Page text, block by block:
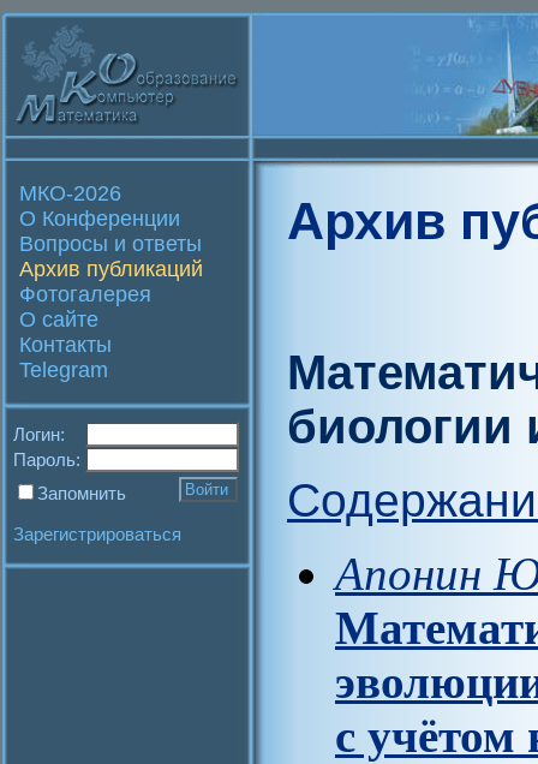
МКО-2026
О Конференции
Вопросы и ответы
Архив публикаций
Фотогалерея
О сайте
Контакты
Telegram
Логин:
Пароль:
Запомнить
Зарегистрироваться
Архив
биологии
Апонин
с учётом